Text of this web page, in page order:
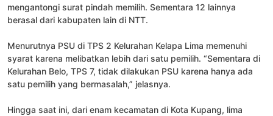
mengantongi surat pindah memilih. Sementara 12 lainnya
berasal dari kabupaten lain di NTT.
Menurutnya PSU di TPS 2 Kelurahan Kelapa Lima memenuhi
syarat karena melibatkan lebih dari satu pemilih. “Sementara di
Kelurahan Belo, TPS 7, tidak dilakukan PSU karena hanya ada
satu pemilih yang bermasalah,” jelasnya.
Hingga saat ini, dari enam kecamatan di Kota Kupang, lima